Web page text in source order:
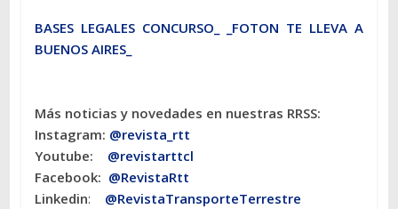
BASES LEGALES CONCURSO_ _FOTON TE LLEVA A
BUENOS AIRES_
Más noticias y novedades en nuestras RRSS:
Instagram: @revista_rtt
Youtube: @revistarttcl
Facebook: @RevistaRtt
Linkedin: @RevistaTransporteTerrestre